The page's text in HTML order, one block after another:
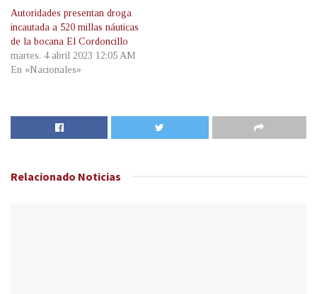
Autoridades presentan droga
incautada a 520 millas náuticas
de la bocana El Cordoncillo
martes, 4 abril 2023 12:05 AM
En «Nacionales»
Relacionado Noticias